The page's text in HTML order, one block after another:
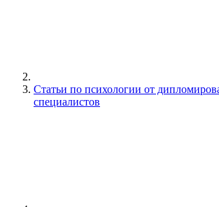
Статьи по психологии от
специалистов